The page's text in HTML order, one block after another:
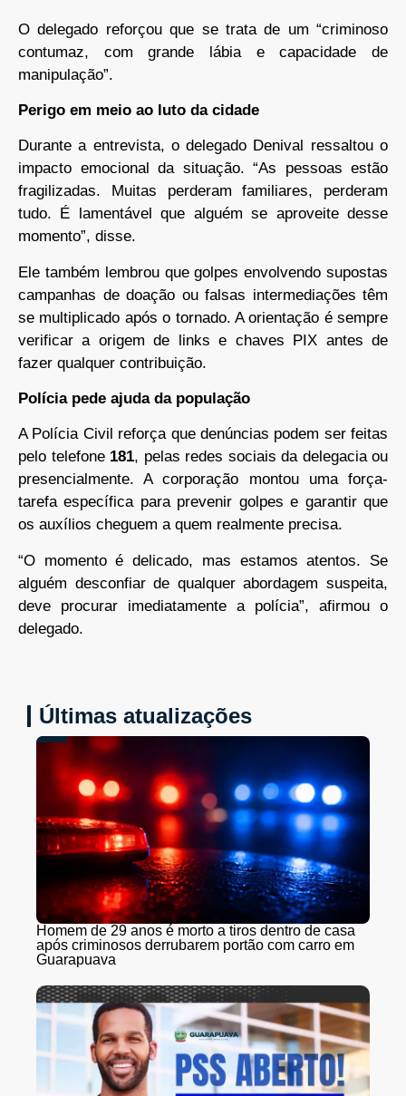
O delegado reforçou que se trata de um “criminoso
contumaz, com grande lábia e capacidade de
manipulação”.
Perigo em meio ao luto da cidade
Durante a entrevista, o delegado Denival ressaltou o
impacto emocional da situação. “As pessoas estão
fragilizadas. Muitas perderam familiares, perderam
tudo. É lamentável que alguém se aproveite desse
momento”, disse.
Ele também lembrou que golpes envolvendo supostas
campanhas de doação ou falsas intermediações têm
se multiplicado após o tornado. A orientação é sempre
verificar a origem de links e chaves PIX antes de
fazer qualquer contribuição.
Polícia pede ajuda da população
A Polícia Civil reforça que denúncias podem ser feitas
pelo telefone 181, pelas redes sociais da delegacia ou
presencialmente. A corporação montou uma força-
tarefa específica para prevenir golpes e garantir que
os auxílios cheguem a quem realmente precisa.
“O momento é delicado, mas estamos atentos. Se
alguém desconfiar de qualquer abordagem suspeita,
deve procurar imediatamente a polícia”, afirmou o
delegado.
Últimas atualizações
Homem de 29 anos é morto a tiros dentro de casa
após criminosos derrubarem portão com carro em
Guarapuava